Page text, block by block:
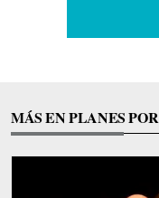
MÁS EN PLANES